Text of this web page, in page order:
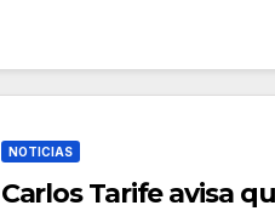
NOTICIAS
Carlos Tarife avisa